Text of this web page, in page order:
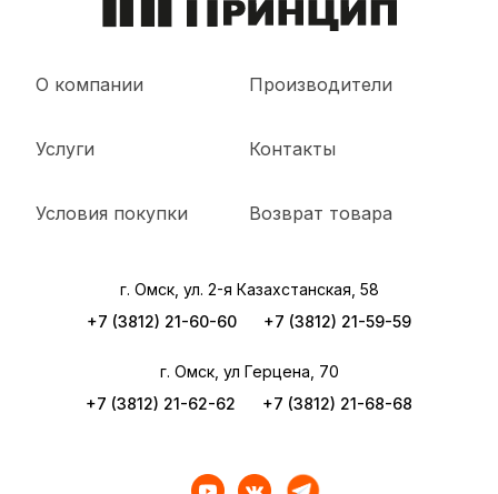
О компании
Услуги
Условия покупки
Производители
Контакты
Возврат товара
г. Омск, ул. 2-я Казахстанская, 58
+7 (3812) 21-60-60
+7 (3812) 21-59-59
г. Омск, ул Герцена, 70
+7 (3812) 21-62-62
+7 (3812) 21-68-68